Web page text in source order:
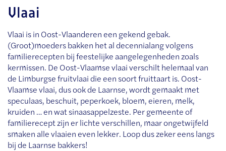
Vlaai
Vlaai is in Oost-Vlaanderen een gekend gebak.
(Groot)moeders bakken het al decennialang volgens
familierecepten bij feestelijke aangelegenheden zoals
kermissen. De Oost-Vlaamse vlaai verschilt helemaal van
de Limburgse fruitvlaai die een soort fruittaart is. Oost-
Vlaamse vlaai, dus ook de Laarnse, wordt gemaakt met
speculaas, beschuit, peperkoek, bloem, eieren, melk,
kruiden … en wat sinaasappelzeste. Per gemeente of
familierecept zijn er lichte verschillen, maar ongetwijfeld
smaken alle vlaaien even lekker. Loop dus zeker eens langs
bij de Laarnse bakkers!